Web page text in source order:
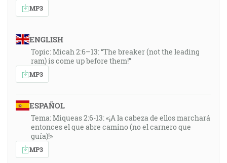
MP3
ENGLISH
Topic: Micah 2:6–13: “The breaker (not the leading
ram) is come up before them!”
MP3
ESPAÑOL
Tema: Miqueas 2:6-13: «¡A la cabeza de ellos marchará
entonces el que abre camino (no el carnero que
guía)!»
MP3